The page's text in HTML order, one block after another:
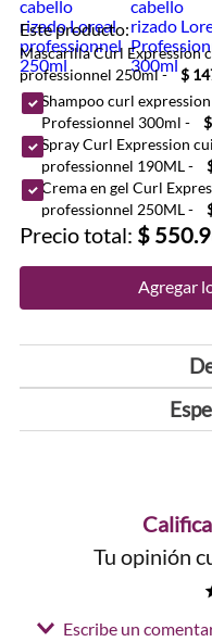
Este producto:
Mascarilla Curl Expression
professionnel 250ml-
$
Shampoo curl
Professionnel 300ml -
Spray Curl Expression
professionnel 190ML-
Crema en gel Curl
professionnel 250ML-
Precio total: $
Agregar
Tu opinión
Escribe un